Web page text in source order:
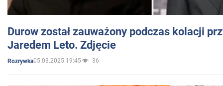
Durow został zauważony podczas kolacji
Jaredem Leto. Zdjęcie
Rozrywka05.03.2025 19:45 36